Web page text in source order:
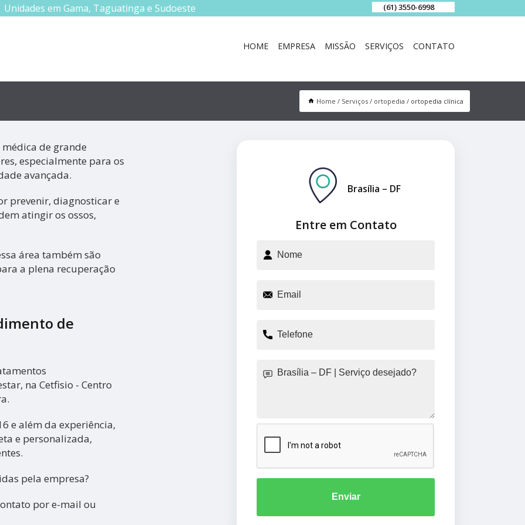
Unidades em Gama, Taguatinga e Sudoeste (61) 3550-6998
HOME EMPRESA MISSÃO SERVIÇOS CONTATO
Home Serviços ortopedia ortopedia clínica
de grande
especialmente para os
avançada.
prevenir, diagnosticar e
atingir os ossos,
área também são
a plena recuperação
de
na Cetfisio - Centro
e além da experiência,
e personalizada,
pela empresa?
por e-mail ou
Entre em Contato
Brasília – DF
Enviar